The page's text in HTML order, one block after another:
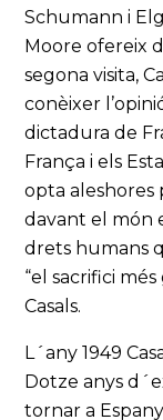
Schumann i
Moore ofereix
segona visita,
conèixer
dictadura de
França i els
opta aleshores
davant el món
drets humans
“el sacrifici
Casals.
L´any 1949
Dotze anys
tornar a